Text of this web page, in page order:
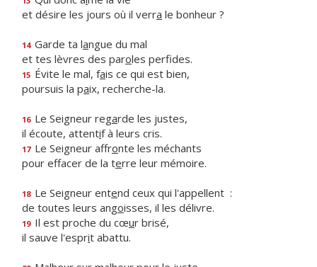
et désire les jours où il verra le bonheur ?
14 Garde ta langue du mal
et tes lèvres des paroles perfides.
15 Évite le mal, fais ce qui est bien,
poursuis la paix, recherche-la.
16 Le Seigneur regarde les justes,
il écoute, attentif à leurs cris.
17 Le Seigneur affronte les méchants
pour effacer de la terre leur mémoire.
18 Le Seigneur entend ceux qui l'appellent :
de toutes leurs angoisses, il les délivre.
19 Il est proche du cœur brisé,
il sauve l'esprit abattu.